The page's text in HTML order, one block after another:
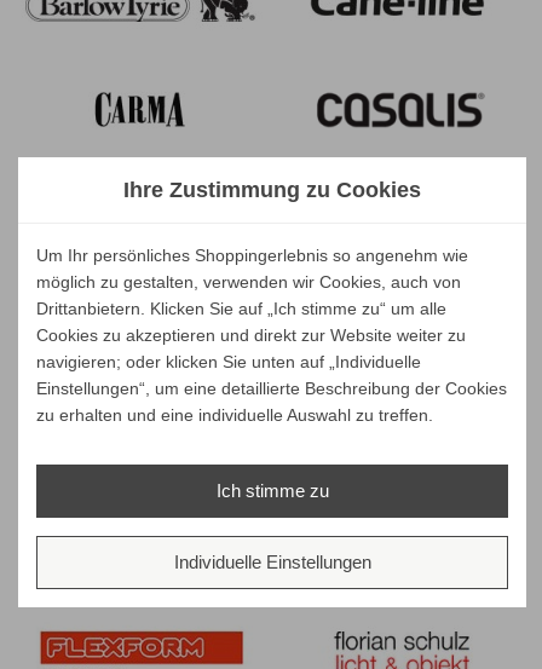
Ihre Zustimmung zu Cookies
Um Ihr persönliches Shoppingerlebnis so angenehm wie
möglich zu gestalten, verwenden wir Cookies, auch von
Drittanbietern. Klicken Sie auf „Ich stimme zu“ um alle
Cookies zu akzeptieren und direkt zur Website weiter zu
navigieren; oder klicken Sie unten auf „Individuelle
Einstellungen“, um eine detaillierte Beschreibung der Cookies
zu erhalten und eine individuelle Auswahl zu treffen.
Ich stimme zu
Individuelle Einstellungen